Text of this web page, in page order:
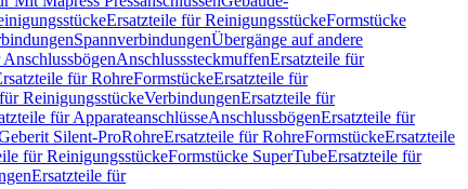
Ersatzteile für ReinigungsstückeFormstücke
SpannverbindungenÜbergänge auf andere
AnschlusssteckmuffenErsatzteile für
für RohreFormstückeErsatzteile für
ReinigungsstückeVerbindungenErsatzteile für
für ApparateanschlüsseAnschlussbögenErsatzteile für
Silent-ProRohreErsatzteile für RohreFormstückeErsatzteile
für ReinigungsstückeFormstücke SuperTubeErsatzteile für
Ersatzteile für